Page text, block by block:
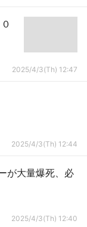
2025/4/3(Th) 12:47
2025/4/3(Th) 12:44
が大量爆死、必
2025/4/3(Th) 12:40